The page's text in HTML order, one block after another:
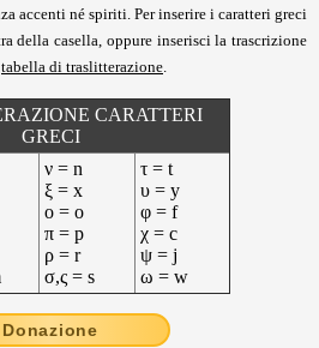
accenti né spiriti. Per inserire i caratteri greci
della casella, oppure inserisci la trascrizione
tabella di traslitterazione
CARATTERI
GRECI
ν = n
ξ = x
ο = o
π = p
ρ = r
σ,ς = s
τ = t
υ = y
φ = f
χ = c
ψ = j
ω = w
Donazione